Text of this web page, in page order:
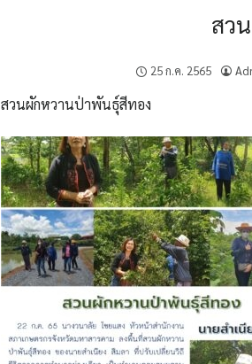
สว
25 ก.ค. 2565
สวนผักหวานป่าพันธุ์สีทอง